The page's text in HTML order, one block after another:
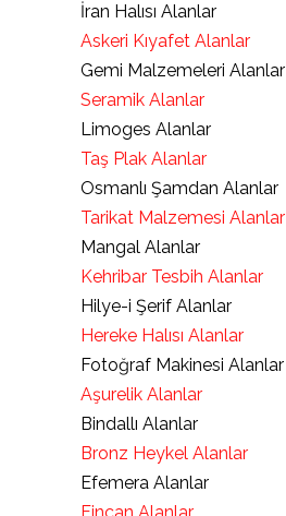
İran Halısı Alanlar
Askeri Kıyafet Alanlar
Gemi Malzemeleri Alanlar
Seramik Alanlar
Limoges Alanlar
Taş Plak Alanlar
Osmanlı Şamdan Alanlar
Tarikat Malzemesi Alanlar
Mangal Alanlar
Kehribar Tesbih Alanlar
Hilye-i Şerif Alanlar
Hereke Halısı Alanlar
Fotoğraf Makinesi Alanlar
Aşurelik Alanlar
Bindallı Alanlar
Bronz Heykel Alanlar
Efemera Alanlar